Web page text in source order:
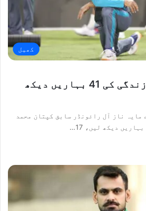
کھیل
محمد حفیظ نے زندگی کی 41 بہاریں دیکھ
مایہ ناز آل رائونڈر سابق کپتان محمد